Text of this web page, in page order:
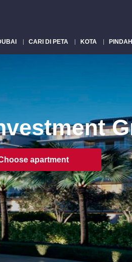
CARI DI PETA KOTA
apartment